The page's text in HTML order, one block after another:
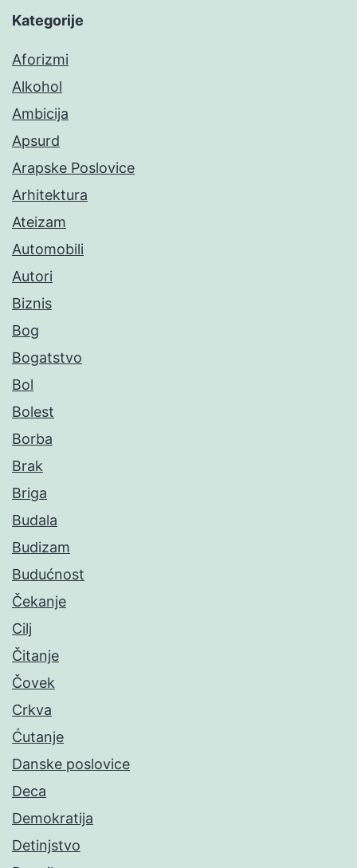
Kategorije
Aforizmi
Alkohol
Ambicija
Apsurd
Arapske Poslovice
Arhitektura
Ateizam
Automobili
Autori
Biznis
Bog
Bogatstvo
Bol
Bolest
Borba
Brak
Briga
Budala
Budizam
Budućnost
Čekanje
Cilj
Čitanje
Čovek
Crkva
Ćutanje
Danske poslovice
Deca
Demokratija
Detinjstvo